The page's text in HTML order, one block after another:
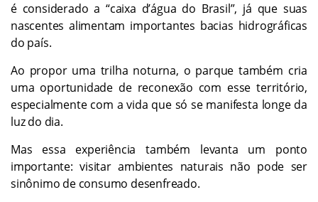
é considerado a “caixa d’água do Brasil”, já que suas
nascentes alimentam importantes bacias hidrográficas
do país.
Ao propor uma trilha noturna, o parque também cria
uma oportunidade de reconexão com esse território,
especialmente com a vida que só se manifesta longe da
luz do dia.
Mas essa experiência também levanta um ponto
importante: visitar ambientes naturais não pode ser
sinônimo de consumo desenfreado.